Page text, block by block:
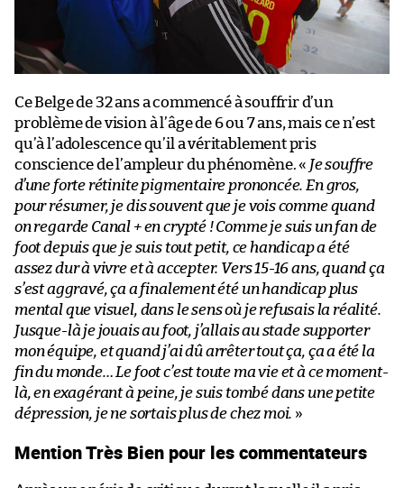
Ce Belge de 32 ans a commencé à souffrir d’un
problème de vision à l’âge de 6 ou 7 ans, mais ce n’est
qu’à l’adolescence qu’il a véritablement pris
conscience de l’ampleur du phénomène. « Je souffre
d’une forte rétinite pigmentaire prononcée. En gros,
pour résumer, je dis souvent que je vois comme quand
on regarde Canal + en crypté ! Comme je suis un fan de
foot depuis que je suis tout petit, ce handicap a été
assez dur à vivre et à accepter. Vers 15-16 ans, quand ça
s’est aggravé, ça a finalement été un handicap plus
mental que visuel, dans le sens où je refusais la réalité.
Jusque-là je jouais au foot, j’allais au stade supporter
mon équipe, et quand j’ai dû arrêter tout ça, ça a été la
fin du monde… Le foot c’est toute ma vie et à ce moment-
là, en exagérant à peine, je suis tombé dans une petite
dépression, je ne sortais plus de chez moi. »
Mention Très Bien pour les commentateurs